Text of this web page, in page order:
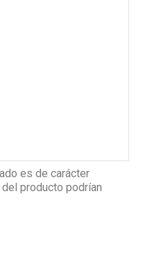
es de carácter
producto podrían